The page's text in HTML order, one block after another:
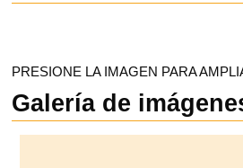
PRESIONE LA IMAGEN PARA
Galería de